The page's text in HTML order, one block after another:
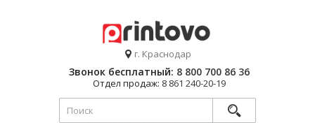
г. Краснодар
Звонок бесплатный: 8 800 700 86 36
Отдел продаж: 8 861 240-20-19